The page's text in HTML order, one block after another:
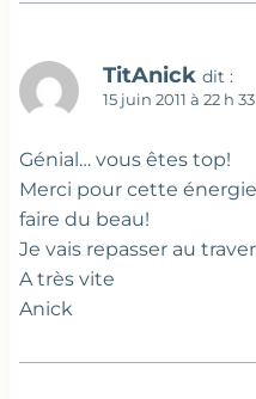
TitAnick dit :
15 juin 2011 à 22 h
Génial… vous êtes top!
Merci pour cette
faire du beau!
Je vais repasser au
A très vite
Anick